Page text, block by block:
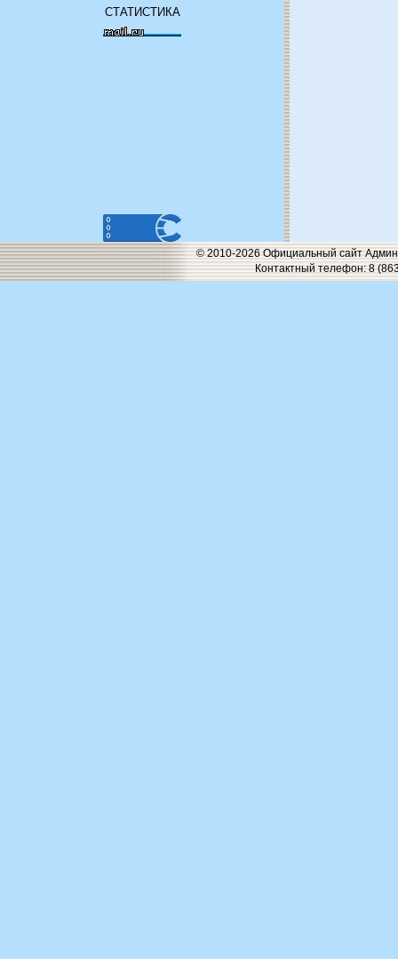
СТАТИСТИКА
© 2010-2026 Официальный сайт
Контактный телефон: 8